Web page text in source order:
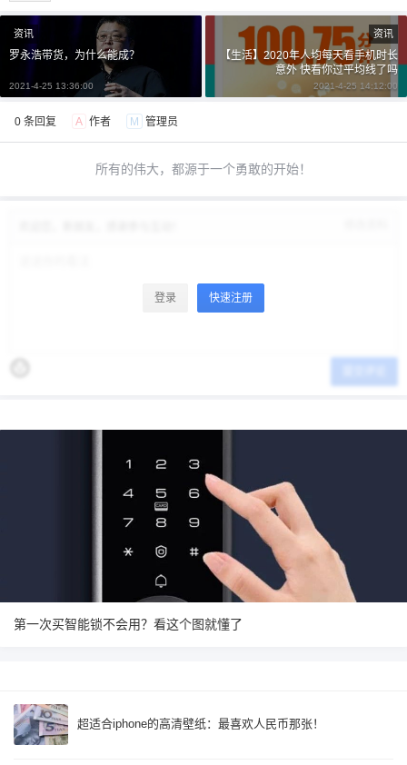
资讯
罗永浩带货，为什么能成？
2021-4-25 13:36:00
资讯
【生活】2020年人均每天看手机时长
意外 快看你过平均线了吗
2021-4-25 14:12:00
0 条回复 A 作者 M 管理员
所有的伟大，都源于一个勇敢的开始！
登录 快速注册
第一次买智能锁不会用？看这个图就懂了
超适合iphone的高清壁纸：最喜欢人民币那张！